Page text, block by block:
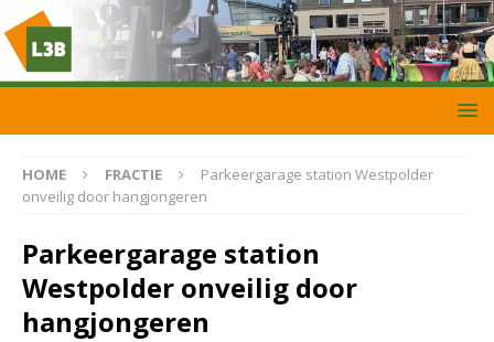
HOME FRACTIE
Parkeergarage station Westpolder
onveilig door hangjongeren
Parkeergarage station
Westpolder onveilig door
hangjongeren